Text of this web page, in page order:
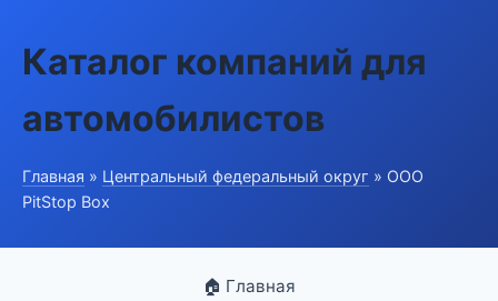
Каталог компаний для
автомобилистов
Главная » Центральный федеральный округ » ООО
PitStop Box
🏠 Главная